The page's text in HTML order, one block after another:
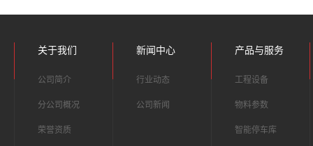
关于我们
公司简介
分公司概况
荣誉资质
新闻中心
行业动态
公司新闻
产品与服务
工程设备
物料参数
智能停车库